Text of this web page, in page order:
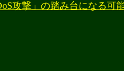
攻撃」の踏み台になる可